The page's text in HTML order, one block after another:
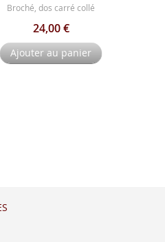
Broché, dos carré collé
24,00 €
Ajouter au panier